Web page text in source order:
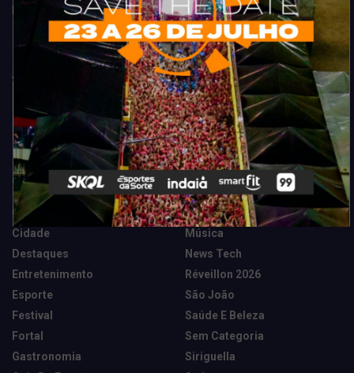
Fortaleza. Dicas, promoções, coberturas exclusivas e muito mais.
Categorias
Camarote Vip Junino
Cidade
Destaques
Entretenimento
Esporte
Festival
Fortal
Gastronomia
Marketing E Negócios
Música
News Tech
Réveillon 2026
São João
Saúde E Beleza
Sem Categoria
Siriguella